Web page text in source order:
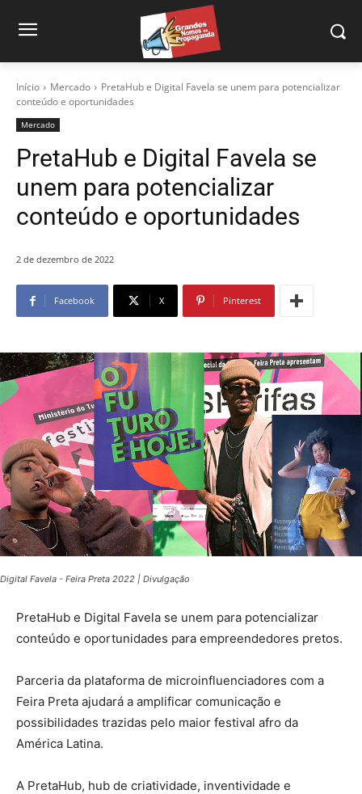
Início Mercado
PretaHub e Digital Favela se unem para potencializar
conteúdo e oportunidades
Mercado
PretaHub e Digital Favela se
unem para potencializar
conteúdo e oportunidades
2 de dezembro de 2022
Facebook X Pinterest
Digital Favela - Feira Preta 2022 | Divulgação
PretaHub e Digital Favela se unem para potencializar
conteúdo e oportunidades para empreendedores pretos.
Parceria da plataforma de microinfluenciadores com a
Feira Preta ajudará a amplificar comunicação e
possibilidades trazidas pelo maior festival afro da
América Latina.
A PretaHub, hub de criatividade, inventividade e